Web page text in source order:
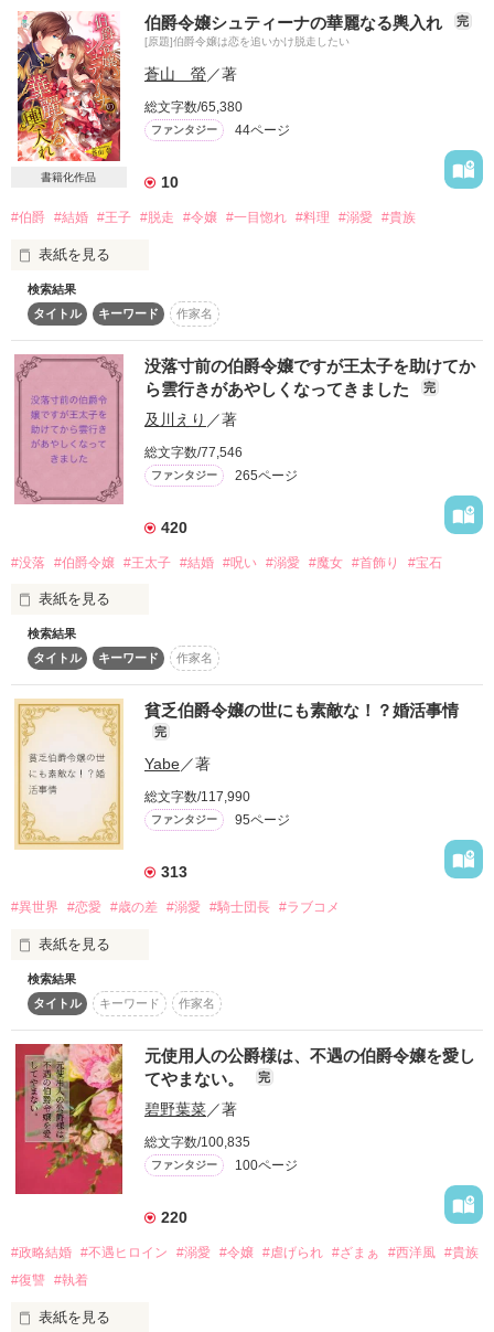
”……メイサ。いったい君は、どれだけ俺を虜にすれば気が済む
んだ。
君の愛が得られるのならば、俺はきっと悪魔に魂だって売れ
る。君の愛を得るため、俺はどんなことでもしてみせる。
今はまだ、愛には遠いかもしれない。しかし、いつか必ず振り
向かせてみせる。俺のことを最愛と、自覚させてみせる。一度
きりの人生を、俺はメイサとの相愛に生きるのだ──”
【恋愛小説の原点に立ち返りました。一途なヒーローからたっ
ぷり愛される恋愛小説をお探しの皆様にお勧めです。ヒーロー
の深すぎる愛に、きっとお腹いっぱいになれるはずです。by 友
野紅子】
作品を読む
読んでくださる皆様のおかげで
書籍化していただけることになりました。
それに伴い、2016年12月9日より
試し読みとさせていただきます。
読んでくださった皆様
本当にありがとうございました！
******
“ベルンシュタイン伯爵家の令嬢は、
内気でおしとやか、誰もがうらやむ美貌の持ち主だが、伯爵が
手放そうとしないらしい”
そんな噂が広まっちゃったら、嫁になど行けるはずないじゃな
い。
「だって、詐欺になっちゃうもの」
乗馬と狩りが得意な十七歳のエミーリアは、
噂とは正反対のベルンシュタイン伯爵家の深窓の令嬢
×
「早急に花嫁が必要なんだ。君は、度胸もありそうだからちょ
うどいい」
領内の内紛に頭を悩ませるクレムラート家の若き領主・フリー
ド、十九歳
「それに、噂の令嬢がこんなお転婆だと、人にばらされたくは
脅しに負けて応じた契約結婚生活が始まる。
2016/07/01　更新開始
2016/09/16　完結
書籍化作品
伯爵令嬢シュティーナの華麗なる輿入れ 完
[原題]伯爵令嬢は恋を追いかけ脱走したい
蒼山 螢／著
総文字数/65,380
ファンタジー 44ページ
10
#伯爵 #結婚 #王子 #脱走 #令嬢 #一目惚れ #料理 #溺愛 #貴族
表紙を見る
2018/06/14　マカロン文庫にて電子書籍化
［原題］伯爵令嬢は恋を追いかけ脱走したい
※掲載作品は編集前のものです。ご了承ください。
会いに行くね。
だから、受け止めて。
***
伯爵令嬢シュティーナは
とある事情で自宅待機中。
花嫁が自宅待機？　なにそれ美味しいの？
「また脱走して町に行ったのですね！」
どこ吹く風で、勝手に屋敷を脱走する。
ある日、港町スーザントで
サムという男に出会う。
「彼と会った瞬間、
美味しいものを食べたときと
「お嬢様、自覚されたほうが
ひとはそれを一目惚れと呼びます」
また、会いたいと思ったの。
「俺も、また会いたいと思っていた」
青空色の瞳が見つめる。
わたしはお人形じゃない。心がある。
結婚は、家の為だって分かっているけれど……。
「きみの笑顔はひとを幸せにして
俺を強くする」
受け止めて。
検索結果
タイトル
キーワード 作家名
没落寸前の伯爵令嬢ですが王太子を助けてか
ら雲行きがあやしくなってきました
完
及川えり ／著
総文字数/77,546
ファンタジー 265ページ
420
#没落 #伯爵令嬢 #王太子 #結婚 #呪い #溺愛 #魔女 #首飾り #宝石
表紙を見る
フィリシティ・アリア・ロジャーズ 18歳
没落寸前のロジャーズ伯爵家を切り盛りするしっかり者の長女
✖️
レオン・タイラー・ミカリオン　23歳
呪われた国　ミカリオン王国王太子
完璧王子を演じることに最近疲れている容姿端麗イケメン王子
＊＊＊＊＊＊＊＊＊＊＊＊＊＊＊＊＊＊＊＊＊
ある日丘の上で身を投げようとしていたミカリオン王国王太子
を助けてから、フィリシティの身の回りでいろいろなことが動
再会した王太子レオンには「俺はお前に救われた」と、一緒に
ある魔石の調査をしてほしいと持ちかけられる。
どまどいながらも二人で調査をするうち…いろんなことがわか
りはじめ…
またまた
ゆっくり目の更新になります…
＊＊＊＊＊＊＊＊＊＊＊＊＊＊＊＊＊＊＊＊＊
2024.03.16 完結しました。
ファンタジー（総合）：1位
検索結果
タイトル
キーワード 作家名
貧乏伯爵令嬢の世にも素敵な！？婚活事情
完
Yabe／著
総文字数/117,990
ファンタジー 95ページ
313
#異世界 #恋愛 #歳の差 #溺愛 #騎士団長 #ラブコメ
表紙を見る
貧乏伯爵令嬢のジェシカ・ミッドロージアン。
亡くなった母の代わりに……
雇えなくなった使用人の代わりに……
ジェシカはいつも、家族と領民のために尽くしていた。
洗濯も掃除も、料理だってするし、時には木に登ってリンゴの
収穫もする。
そんな令嬢らしからぬ姉の姿に、弟のオリヴァーは焦ってい
た。
嫁の貰い手がなくなる……と。
大丈夫。見た目はいいんですから！！
検索結果
タイトル
キーワード 作家名
元使用人の公爵様は、不遇の伯爵令嬢を愛し
てやまない。
完
碧野葉菜／著
総文字数/100,835
ファンタジー 100ページ
220
#政略結婚 #不遇ヒロイン #溺愛 #令嬢 #虐げられ #ざまぁ #西洋風 #貴族
#復讐 #執着
表紙を見る